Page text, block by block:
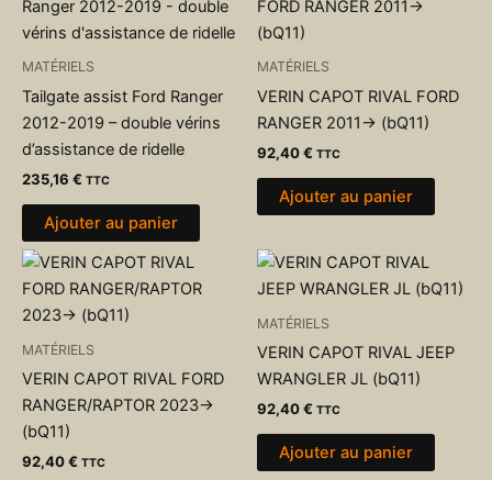
MATÉRIELS
Tailgate assist Ford Ranger
2012-2019 – double vérins
d’assistance de ridelle
235,16 € TTC
Ajouter au panier
MATÉRIELS
VERIN CAPOT RIVAL FORD
RANGER 2011-> (bQ11)
92,40€ TTC
Ajouter au panier
MATÉRIELS
VERIN CAPOT RIVAL FORD
RANGER/RAPTOR 2023->
(bQ11)
92,40€ TTC
MATÉRIELS
VERIN CAPOT RIVAL JEEP
WRANGLER JL (bQ11)
92,40€ TTC
Ajouter au panier